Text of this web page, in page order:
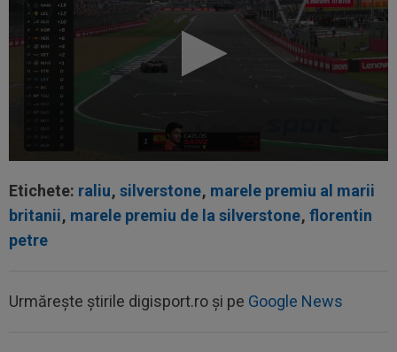
Etichete: raliu, silverstone, marele premiu al marii
britanii, marele premiu de la silverstone, florentin
petre
Urmărește știrile digisport.ro și pe Google News